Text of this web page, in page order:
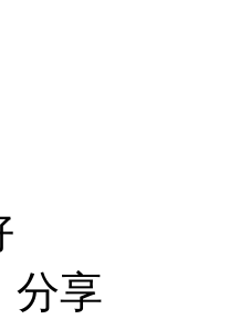
分享